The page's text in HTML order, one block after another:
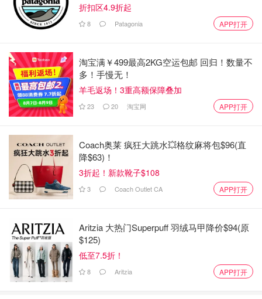
折扣区4.9折起
8 Patagonia APP打开
淘宝满￥499最高2KG空运包邮 回归！数量不
多！手慢无！
羊毛返场！3重高额保障叠加
23 20 淘宝网 APP打开
Coach奥莱 疯狂大跳水💥格纹麻将包$96(直
降$63)！
3折起！新款靴子$108
3 Coach Outlet CA APP打开
Aritzia 大热门Superpuff 羽绒马甲降价$94(原
$125)
低至7.5折！
8 Aritzia APP打开